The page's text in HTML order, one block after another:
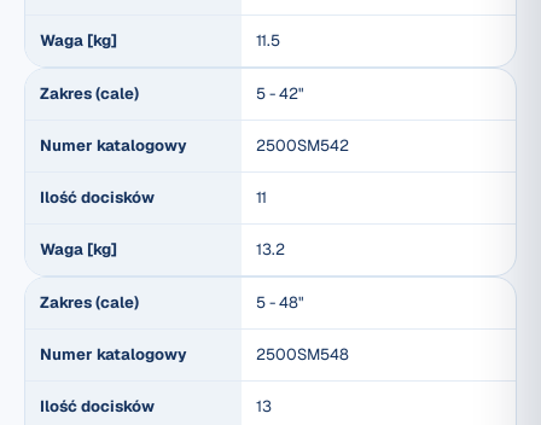
Waga [kg] 11.5
Zakres (cale) 5 - 42"
Numer katalogowy 2500SM542
Ilość docisków 11
Waga [kg] 13.2
Zakres (cale) 5 - 48"
Numer katalogowy 2500SM548
Ilość docisków 13